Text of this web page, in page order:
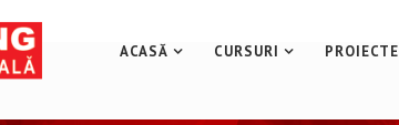
ACASĂ CURSURI PROIECTE